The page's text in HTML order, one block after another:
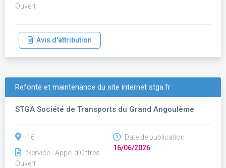
Ouvert
Avis d'attribution
Refonte et maintenance du site internet stga.fr
STGA Société de Transports du Grand Angoulème
16
Service - Appel d'Offres
Ouvert
Date de publication :
16/06/2026